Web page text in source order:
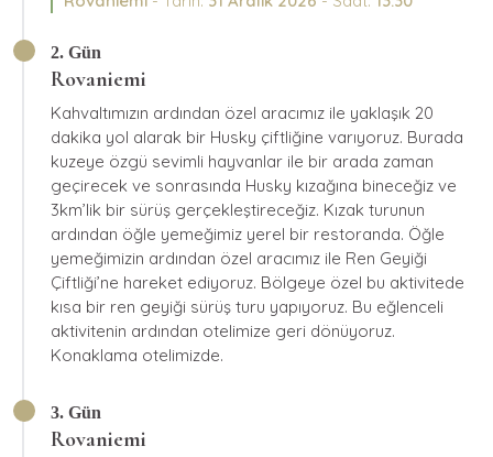
2. Gün
Rovaniemi
Kahvaltımızın ardından özel aracımız ile yaklaşık 20
dakika yol alarak bir Husky çiftliğine varıyoruz. Burada
kuzeye özgü sevimli hayvanlar ile bir arada zaman
geçirecek ve sonrasında Husky kızağına bineceğiz ve
3km’lik bir sürüş gerçekleştireceğiz. Kızak turunun
ardından öğle yemeğimiz yerel bir restoranda. Öğle
yemeğimizin ardından özel aracımız ile Ren Geyiği
Çiftliği’ne hareket ediyoruz. Bölgeye özel bu aktivitede
kısa bir ren geyiği sürüş turu yapıyoruz. Bu eğlenceli
aktivitenin ardından otelimize geri dönüyoruz.
Konaklama otelimizde.
3. Gün
Rovaniemi